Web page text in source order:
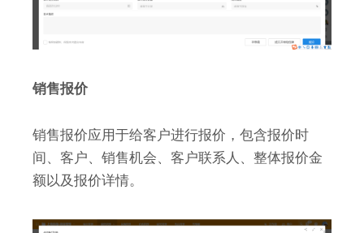
销售报价
销售报价应用于给客户进行报价，包含报价时
间、客户、销售机会、客户联系人、整体报价金
额以及报价详情。